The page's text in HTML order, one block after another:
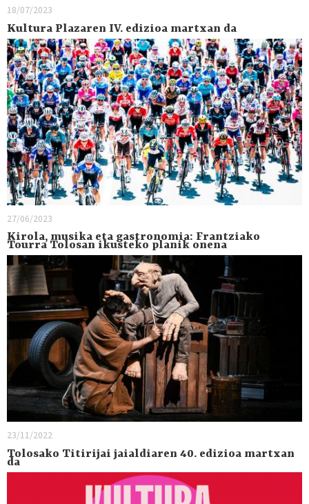
18/07/2023
Kultura Plazaren IV. edizioa martxan da
27/06/2023
Kirola, musika eta gastronomia: Frantziako
Tourra Tolosan ikusteko planik onena
23/11/2022
Tolosako Titirijai jaialdiaren 40. edizioa martxan
da